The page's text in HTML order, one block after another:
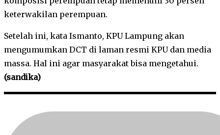
keterwakilan perempuan.
Setelah ini, kata Ismanto, KPU Lampung akan
mengumumkan DCT di laman resmi KPU dan media
massa. Hal ini agar masyarakat bisa mengetahui.
(sandika)